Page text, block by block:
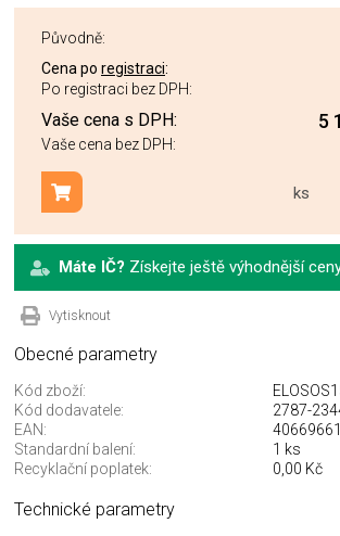
Původně:
Cena po registraci:
Po registraci bez DPH:
Vaše cena s DPH: 5
Vaše cena bez DPH:
ks
Přidat do košíku
Máte IČ? Získejte ještě výhodnější
Vytisknout
Obecné parametry
Kód zboží:
Kód dodavatele:
2787-
EAN:
Standardní balení:
1 ks
Recyklační poplatek:
0,00 Kč
Technické parametry